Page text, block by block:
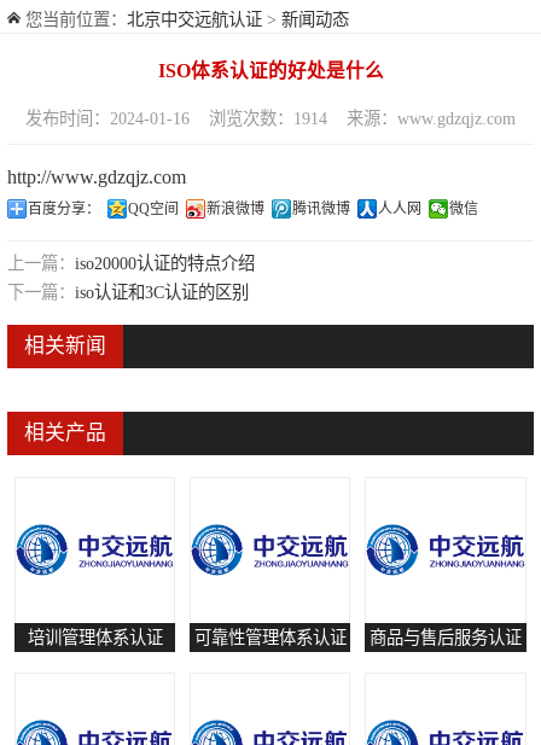
您当前位置： 北京中交远航认证 > 新闻动态
ISO体系认证的好处是什么
发布时间：2024-01-16 浏览次数：1914 来源：www.gdzqjz.com
http://www.gdzqjz.com
百度分享： QQ空间 新浪微博 腾讯微博 人人网 微信
上一篇： iso20000认证的特点介绍
下一篇： iso认证和3C认证的区别
相关新闻
相关产品
培训管理体系认证 可靠性管理体系认证 商品与售后服务认证
交通运输服务认证
ISO27001信息安全管理体系认证